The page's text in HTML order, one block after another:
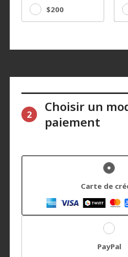
$200
2
Choisir un
paiement
Carte de
PayPal